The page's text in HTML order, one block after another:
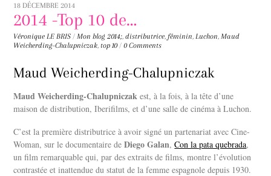
18 DÉCEMBRE 2014
2014 -Top 10 de…
Véronique LE BRIS / Mon blog 2014;,distributrice, féminin, Luchon, Maud
Weicherding-Chalupniczak, top 10 / 0 Comments
Maud Weicherding-Chalupniczak
Maud Weicherding-Chalupniczak est, à la fois, à la tête d’une
maison de distribution, Iberifilms, et d’une salle de cinéma à Luchon.
C’est la première distributrice à avoir signé un partenariat avec Cine-
Woman, sur le documentaire deDiego Galan,Con la pata quebrada,
un film remarquable qui, par des extraits de films, montre l’évolution
contrastée et inattendue du statut de la femme espagnole depuis 1930.